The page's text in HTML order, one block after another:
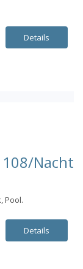
Details
Nacht
Pool.
Details